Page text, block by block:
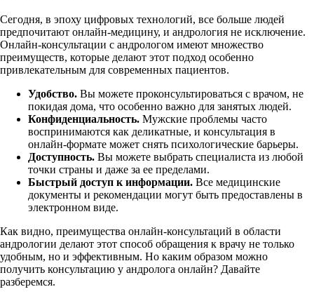
Сегодня, в эпоху цифровых технологий, все больше людей
предпочитают онлайн-медицину, и андрология не исключение.
Онлайн-консультации с андрологом имеют множество
преимуществ, которые делают этот подход особенно
привлекательным для современных пациентов.
Удобство. Вы можете проконсультироваться с врачом, не
покидая дома, что особенно важно для занятых людей.
Конфиденциальность. Мужские проблемы часто
воспринимаются как деликатные, и консультация в
онлайн-формате может снять психологические барьеры.
Доступность. Вы можете выбрать специалиста из любой
точки страны и даже за ее пределами.
Быстрый доступ к информации. Все медицинские
документы и рекомендации могут быть предоставлены в
электронном виде.
Как видно, преимущества онлайн-консультаций в области
андрологии делают этот способ обращения к врачу не только
удобным, но и эффективным. Но каким образом можно
получить консультацию у андролога онлайн? Давайте
разберемся.